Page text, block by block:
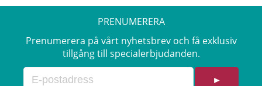
PRENUMERERA
Prenumerera på vårt nyhetsbrev och få exklusiv
tillgång till specialerbjudanden.
►